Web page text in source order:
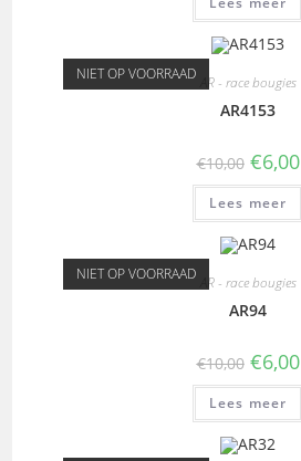
NIET OP VOORRAAD AR - race bougies
AR4153
€10,00 €6,00
Lees meer
NIET OP VOORRAAD AR - race bougies
AR94
€10,00 €6,00
Lees meer